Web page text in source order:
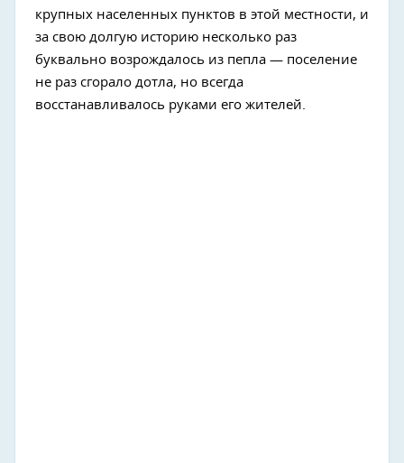
крупных населенных пунктов в этой местности, и
за свою долгую историю несколько раз
буквально возрождалось из пепла — поселение
не раз сгорало дотла, но всегда
восстанавливалось руками его жителей.